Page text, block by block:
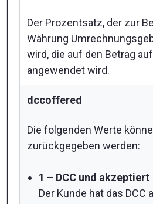
Der Prozentsatz, der zur
Währung
wird, die auf den Betrag
angewendet wird.
dccoffered
Die folgenden Werte
zurückgegeben werden:
1 – DCC und akzeptiert
Der Kunde hat das DCC